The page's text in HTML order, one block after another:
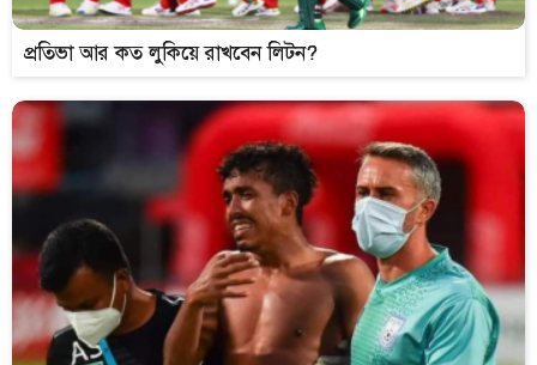
প্রতিভা আর কত লুকিয়ে রাখবেন লিটন?